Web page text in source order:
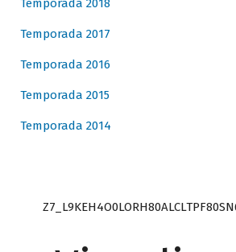
Temporada 2018
Temporada 2017
Temporada 2016
Temporada 2015
Temporada 2014